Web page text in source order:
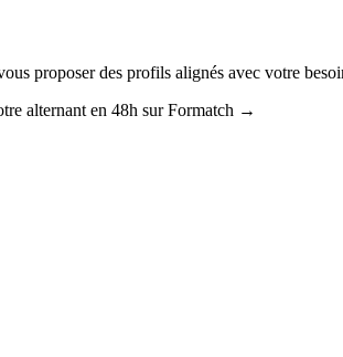
proposer des profils alignés avec votre
alternant en 48h sur Formatch →